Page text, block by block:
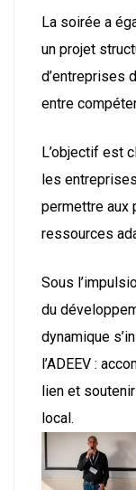
La soirée a
un projet
d’entreprises
entre
L’objectif est
les
permettre aux
ressources
Sous
du
dynamique
l’ADEEV :
lien et
local.